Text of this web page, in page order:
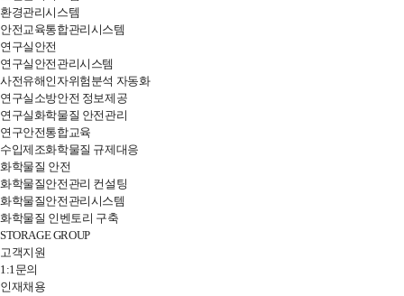
환경관리시스템
안전교육통합관리시스템
연구실안전
연구실안전관리시스템
사전유해인자위험분석 자동화
연구실소방안전 정보제공
연구실화학물질 안전관리
연구안전통합교육
수입제조화학물질 규제대응
화학물질 안전
화학물질안전관리 컨설팅
화학물질안전관리시스템
화학물질 인벤토리 구축
STORAGE GROUP
고객지원
1:1문의
인재채용